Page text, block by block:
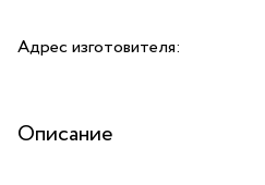
Адрес изготовителя:
Описание